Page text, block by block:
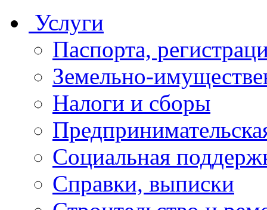
Услуги
Паспорта,
Земельно-
Налоги и сборы
Социальная
Справки, выписки